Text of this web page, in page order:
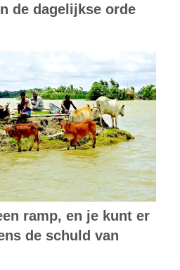
de dagelijkse orde
ramp, en je kunt er
de schuld van